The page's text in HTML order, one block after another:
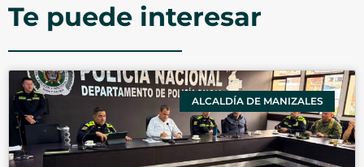
Te puede interesar
ALCALDÍA DE MANIZALES